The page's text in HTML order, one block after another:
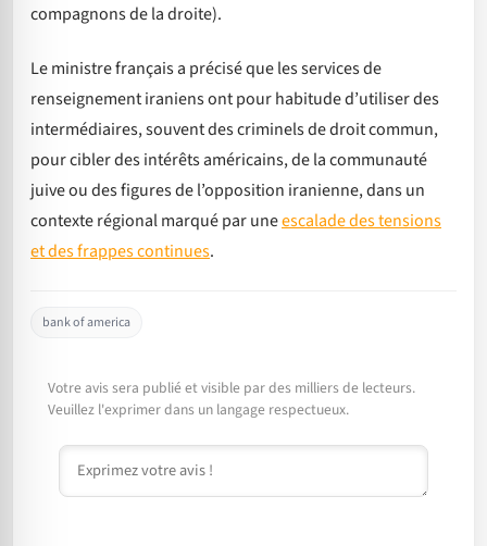
compagnons de la droite).
Le ministre français a précisé que les services de
renseignement iraniens ont pour habitude d’utiliser des
intermédiaires, souvent des criminels de droit commun,
pour cibler des intérêts américains, de la communauté
juive ou des figures de l’opposition iranienne, dans un
contexte régional marqué par uneescalade des tensions
et des frappes continues.
bank of america
Votre avis sera publié et visible par des milliers de lecteurs.
Veuillez l'exprimer dans un langage respectueux.
Commentaire